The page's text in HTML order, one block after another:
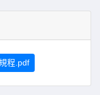
程.pdf